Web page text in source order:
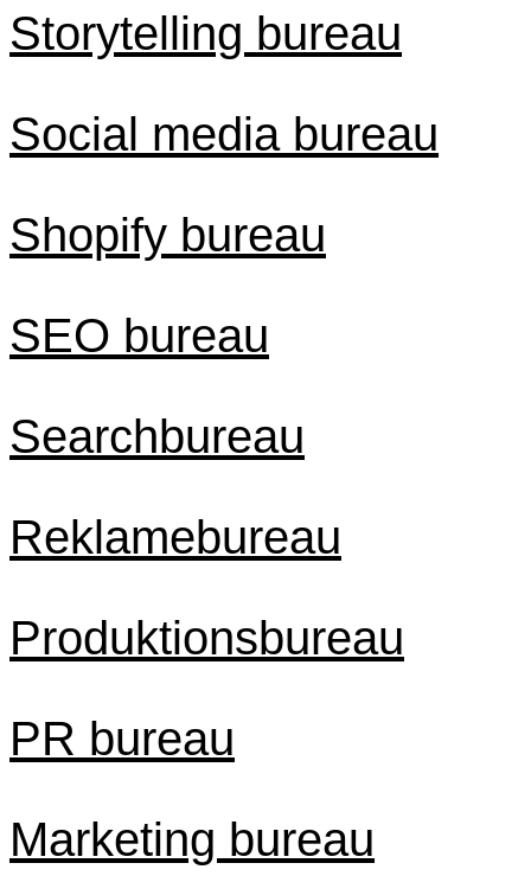
Storytelling bureau
Social media bureau
Shopify bureau
SEO bureau
Searchbureau
Reklamebureau
Produktionsbureau
PR bureau
Marketing bureau